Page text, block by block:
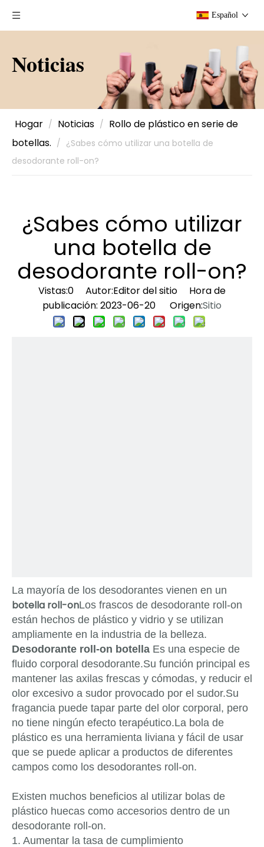
Español
Noticias
Hogar / Noticias / Rollo de plástico en serie de
botellas. / ¿Sabes cómo utilizar una botella de
desodorante roll-on?
¿Sabes cómo utilizar
una botella de
desodorante roll-on?
Vistas:0 Autor:Editor del sitio Hora de
publicación: 2023-06-20 Origen:Sitio
La mayoría de los desodorantes vienen en un
botella roll-onLos frascos de desodorante roll-on
están hechos de plástico y vidrio y se utilizan
ampliamente en la industria de la belleza.
Desodorante roll-on botella Es una especie de
fluido corporal desodorante.Su función principal es
mantener las axilas frescas y cómodas, y reducir el
olor excesivo a sudor provocado por el sudor.Su
fragancia puede tapar parte del olor corporal, pero
no tiene ningún efecto terapéutico.La bola de
plástico es una herramienta liviana y fácil de usar
que se puede aplicar a productos de diferentes
campos como los desodorantes roll-on.
Existen muchos beneficios al utilizar bolas de
plástico huecas como accesorios dentro de un
desodorante roll-on.
1. Aumentar la tasa de cumplimiento